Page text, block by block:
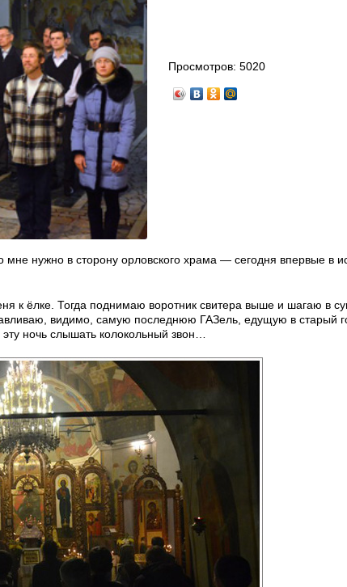
Просмотров:5020
нужно в сторону орловского храма — сегодня впервые в
к ёлке. Тогда поднимаю воротник свитера выше и шагаю в
видимо, самую последнюю ГАЗель, едущую в старый
ночь слышать колокольный звон…